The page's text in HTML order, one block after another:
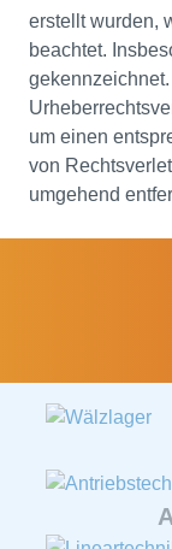
erstellt wurden,
beachtet.
um einen
von
umgehend